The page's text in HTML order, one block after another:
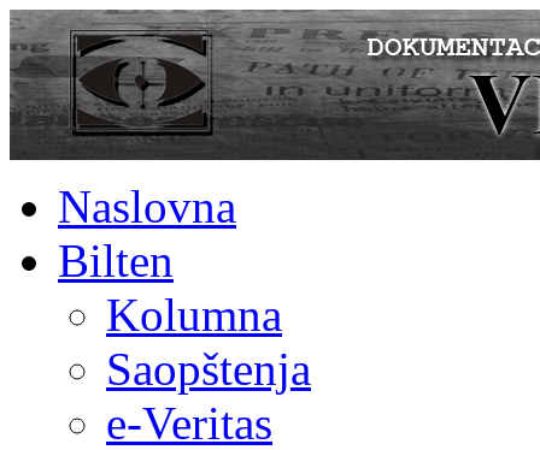
Naslovna
Bilten
Kolumna
Saopštenja
e-Veritas